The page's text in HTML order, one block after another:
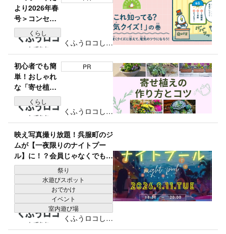
より2026年春
号＞コンセン
トの穴の長さ
は？「これ知
ってる？電気
クイズ」の巻
くらし
くふうロコしず
おか編集部
初心者でも簡
単！おしゃれ
な「寄せ植
え」の作り方
とコツをグリ
ーンアドバイ
ザーが紹介｜
春夏秋冬のお
すすめ植物リ
スト付き
くらし
PR
くふうロコしず
おか編集部
映え写真撮り放題！呉服町のジ
ムが【一夜限りのナイトプー
ル】に！？会員じゃなくでも
OK！「メイク＆水着自由」昼
は夏祭りも♪
祭り
水遊びスポット
おでかけ
イベント
室内遊び場
くふうロコしず
おか編集部